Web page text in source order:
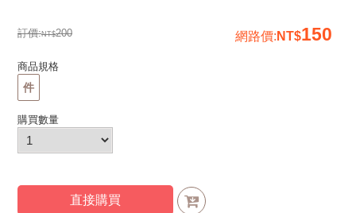
訂價: 200 網路價: 150
商品規格
件
購買數量
直接購買